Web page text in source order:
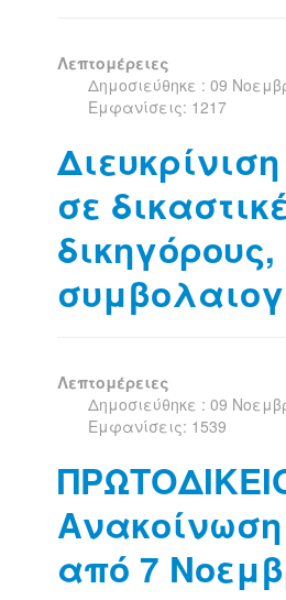
Λεπτομέρειες
Δημοσιεύθηκε : 09
Εμφανίσεις: 1217
σε
δικηγόρους,
Λεπτομέρειες
Δημοσιεύθηκε : 09
Εμφανίσεις: 1539
από 7